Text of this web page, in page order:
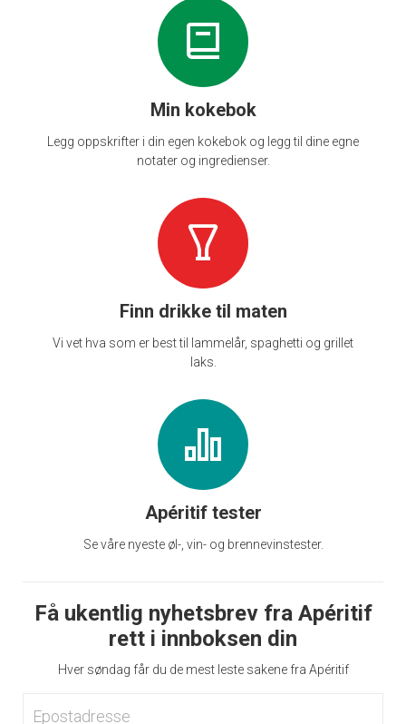
Min kokebok
Legg oppskrifter i din egen kokebok og legg til dine egne
notater og ingredienser.
Finn drikke til maten
Vi vet hva som er best til lammelår, spaghetti og grillet
laks.
Apéritif tester
Se våre nyeste øl-, vin- og brennevinstester.
Få ukentlig nyhetsbrev fra Apéritif
rett i innboksen din
Hver søndag får du de mest leste sakene fra Apéritif